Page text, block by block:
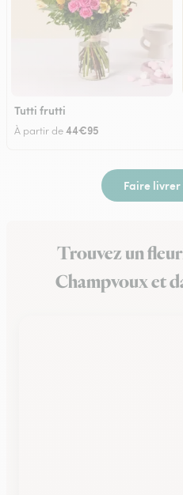
Tutti frutti
À partir de44€95
Faire livrer
Trouvez un
Champvoux et